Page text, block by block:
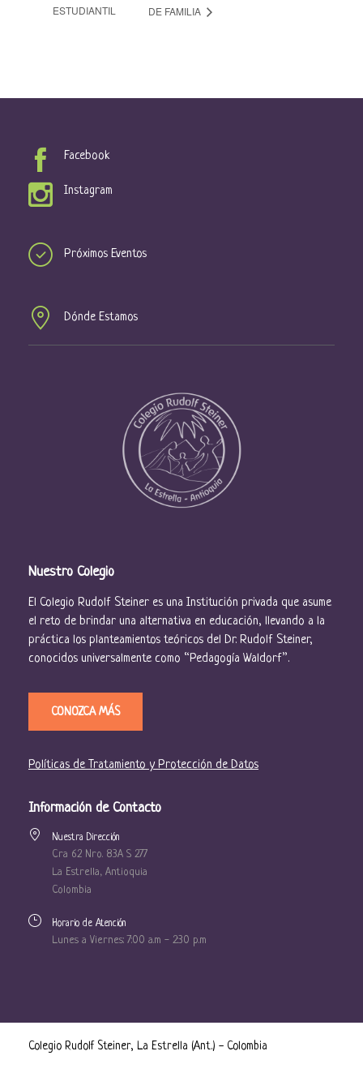
ESTUDIANTIL
DE FAMILIA
Facebook
Instagram
Próximos Eventos
Dónde Estamos
Nuestro Colegio
El Colegio Rudolf Steiner es una Institución privada que asume
el reto de brindar una alternativa en educación, llevando a la
práctica los planteamientos teóricos del Dr. Rudolf Steiner,
conocidos universalmente como “Pedagogía Waldorf”.
CONOZCA MÁS
Políticas de Tratamiento y Protección de Datos
Información de Contacto
Nuestra Dirección
Cra 62 Nro. 83A S 277
La Estrella, Antioquia
Colombia
Horario de Atención
Lunes a Viernes: 7:00 a.m - 2:30 p.m
Colegio Rudolf Steiner, La Estrella (Ant.) - Colombia